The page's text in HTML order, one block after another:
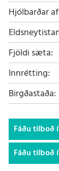
Hjólbarðar
Fjöldi sæta
Innrétting
Birgðastaða
Fáðu tilboð
Fáðu tilboð